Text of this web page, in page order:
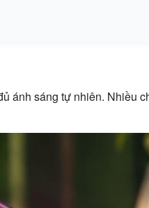
sáng tự nhiên. Nhiều